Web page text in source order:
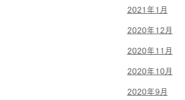
2021年1月
2020年12月
2020年11月
2020年10月
2020年9月